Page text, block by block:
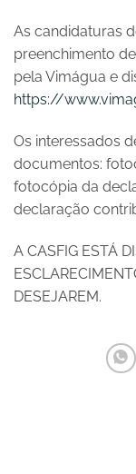
As candidaturas
preenchimento
pela Vimágua e
https://
Os interessados
documentos:
fotocópia da
declaração
A CASFIG ESTÁ
DESEJAREM.